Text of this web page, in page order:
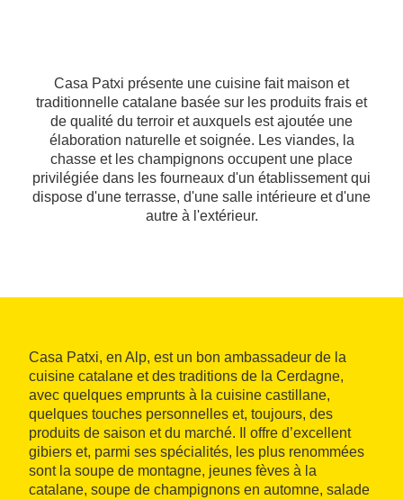
Casa Patxi présente une cuisine fait maison et
traditionnelle catalane basée sur les produits frais et
de qualité du terroir et auxquels est ajoutée une
élaboration naturelle et soignée. Les viandes, la
chasse et les champignons occupent une place
privilégiée dans les fourneaux d'un établissement qui
dispose d'une terrasse, d'une salle intérieure et d'une
autre à l'extérieur.
Casa Patxi, en Alp, est un bon ambassadeur de la
cuisine catalane et des traditions de la Cerdagne,
avec quelques emprunts à la cuisine castillane,
quelques touches personnelles et, toujours, des
produits de saison et du marché. Il offre d’excellent
gibiers et, parmi ses spécialités, les plus renommées
sont la soupe de montagne, jeunes fèves à la
catalane, soupe de champignons en automne, salade